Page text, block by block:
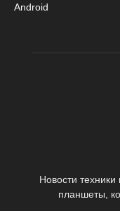
Android
Новости
планшеты,